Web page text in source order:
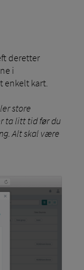
deretter
i
enkelt kart.
store
ta litt tid før du
Alt skal være